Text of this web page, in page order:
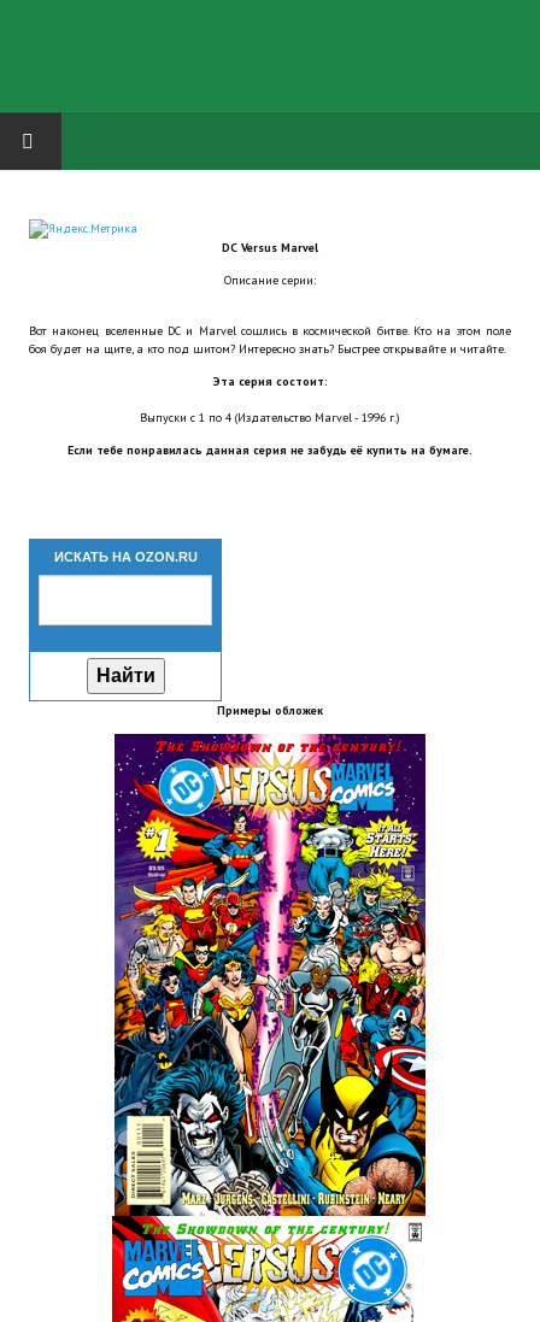
Теневой кардинал для Обливиона
Aliens vs Predator 2 (Русские субтитры)
Новый ГГ
Теневой кардинал для Скайрима
Работы Alexandra10
Kitana HGEC
Apella CBBE SSE BodySlide (with Physics)
Apella 2.0 CBBE SSE BodySlide (with Physics)
Kitana CBBE SSE BodySlide (with Physics)
Nekomimi
New Light Skyrim SE
SB Corset Armor CBBE SSE BodySlide (with Physics)
Wedding Wear CBBE SSE BodySlide (with Physics)
Работы Тестера 55
Наёмный оборотень
Небесный воин
Немного героев меча и магии
DC Versus Marvel
Описание серии:
Вот наконец вселенные DC и Marvel сошлись в космической битве. Кто на этом поле
боя будет на щите, а кто под шитом? Интересно знать? Быстрее открывайте и читайте.
Эта серия состоит:
Выпуски с 1 по 4 (Издательство Marvel - 1996 г.)
Если тебе понравилась данная серия не забудь её купить на бумаге.
ИСКАТЬ НА OZON.RU
Примеры обложек